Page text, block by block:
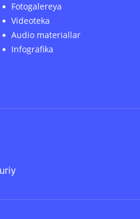
Fotogalereya
Videoteka
Audio materiallar
Infografika